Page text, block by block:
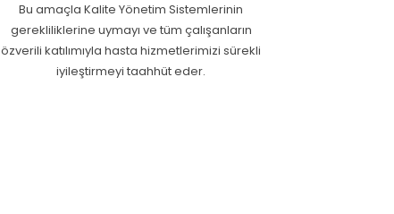
Bu amaçla Kalite Yönetim Sistemlerinin
gerekliliklerine uymayı ve tüm çalışanların
özverili katılımıyla hasta hizmetlerimizi sürekli
iyileştirmeyi taahhüt eder.